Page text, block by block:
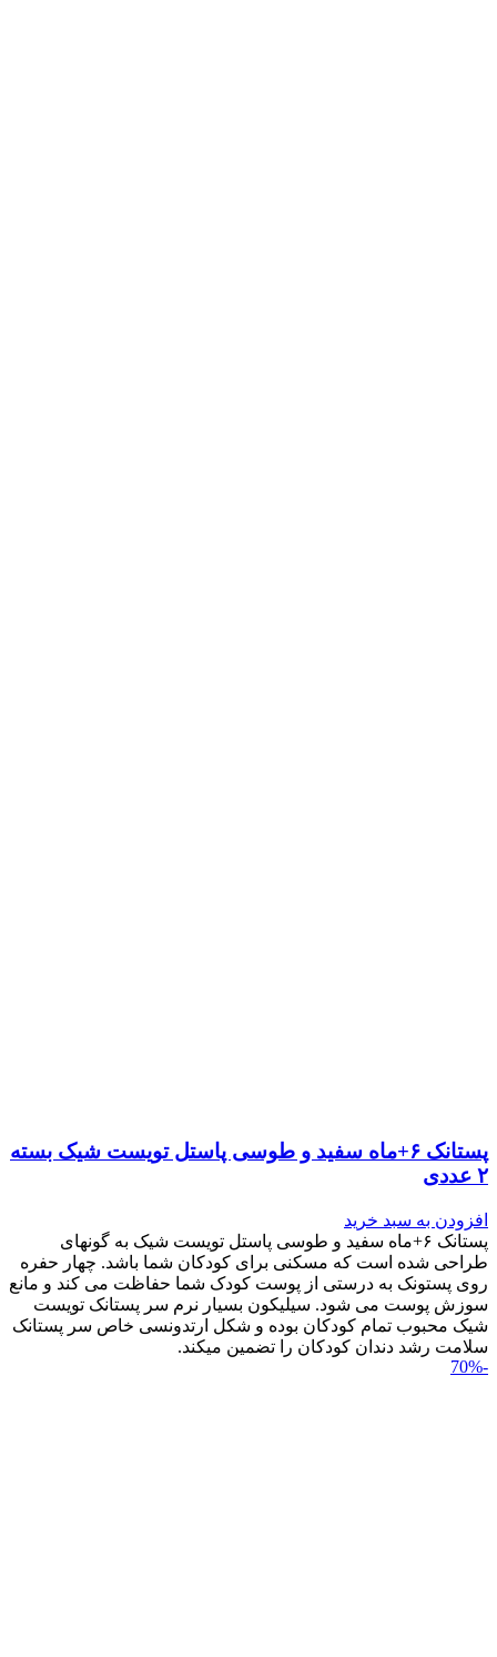
پستانک ۶+ماه سفید و طوسی پاستل تویست شیک بسته
۲ عددی
افزودن به سبد خرید
پستانک ۶+ماه سفید و طوسی پاستل تویست شیک به گونه‎ای
طراحی شده است که مسکنی برای کودکان شما باشد. چهار حفره
روی پستونک به درستی از پوست کودک شما حفاظت می کند و مانع
سوزش پوست می شود. سیلیکون بسیار نرم سر پستانک تویست
شیک محبوب تمام کودکان بوده و شکل ارتدونسی خاص سر پستانک
سلامت رشد دندان کودکان را تضمین می‎کند.
-70%